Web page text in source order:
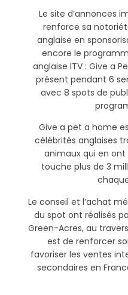
Le site d’annonces
renforce sa
anglaise en
encore le
anglaise ITV : Give a
présent pendant 6
avec 8 spots de
Give a pet a home
célébrités anglaises
animaux qui en
touche plus de 3
Le conseil et l’achat
du spot ont réalisés
Green-Acres, au
est de renforcer
favoriser les ventes
secondaires en